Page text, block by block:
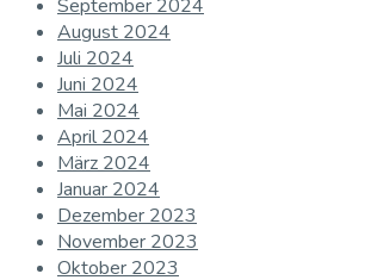
September 2024
August 2024
Juli 2024
Juni 2024
Mai 2024
April 2024
März 2024
Januar 2024
Dezember 2023
November 2023
Oktober 2023